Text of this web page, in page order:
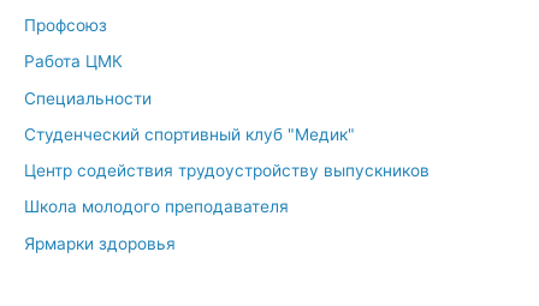
Профсоюз
Работа ЦМК
Специальности
Студенческий спортивный клуб "Медик"
Центр содействия трудоустройству выпускников
Школа молодого преподавателя
Ярмарки здоровья